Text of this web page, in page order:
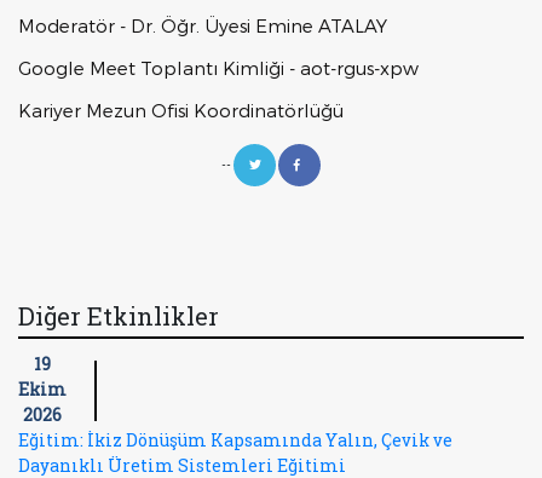
Moderatör - Dr. Öğr. Üyesi Emine ATALAY
Google Meet Toplantı Kimliği - aot-rgus-xpw
Kariyer Mezun Ofisi Koordinatörlüğü
--
Diğer Etkinlikler
19
Ekim
2026
Eğitim: İkiz Dönüşüm Kapsamında Yalın, Çevik ve
Dayanıklı Üretim Sistemleri Eğitimi